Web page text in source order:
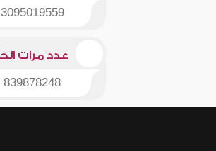
3095019559
عدد مرات
839878248